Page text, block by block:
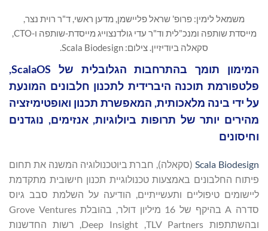
משמאל לימין: פרופ' שראל פליישמן, מדען ראשי, ד"ר רוית נצר,
מייסדת שותפה ומנכ"לית וד"ר עדי גולדנצוייג מייסדת-שותפה ו-CTO,
סקאלה ביודיזיין. צילום: Scala Biodesign.
המימון תומך בהתרחבות הגלובלית של ScalaOS,
פלטפורמת תוכנה היברידית לתכנון חלבונים המונעת
על ידי בינה מלאכותית, המאפשרת תכנון ואופטימיזציה
מהירים יותר של תרופות ביולוגיות, אנזימים, נוגדנים
וחיסונים
Scala Biodesign(סקאלה), חברת ביוטכנולוגיה המשנה את תחום
פיתוח החלבונים באמצעות טכנולוגיית תכנון חישובית מתקדמת
ליישומים טיפוליים ותעשייתיים, הודיעה על השלמת סבב גיוס
סדרה A בהיקף של 16 מיליון דולר, בהובלת Grove Ventures
ובהשתתפות TLV Partners, ‏Deep Insight, רשות החדשנות